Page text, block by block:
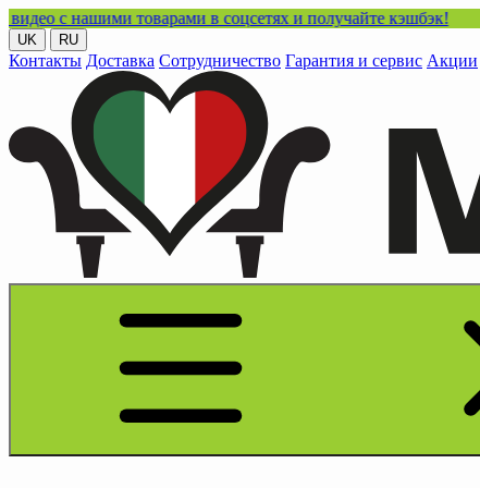
товарами в соцсетях и получайте кэшбэк!
UK RU
Контакты Доставка Сотрудничество Гарантия и сервис Акции